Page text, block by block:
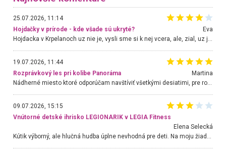
25.07.2026, 11:14
Hojdačky v prírode - kde všade sú ukryté?
Eva
Hojdacka v Krpelanoch uz nie je, vysli sme si k nej vcera, ale, zial, uz je znicena. Ak sem planujete cestu len kvoli hojdacke, mozete si ju usetrit. Krasny vyhlad je tu vsak aj bez hojdacky :-)
19.07.2026, 11:44
Rozprávkový les pri kolibe Panoráma
Martina
Nádherné miesto ktoré odporúčam navštíviť všetkými desiatimi, pre rodiny s deťmi, dôchodcom... Proste a jednoducho ozaj rozprávkový les.. určite ešte prídeme. Odniesli sme si na pamiatku krásne tričká,
09.07.2026, 15:15
Vnútorné detské ihrisko LEGIONARIK v LEGIA Fitness
Elena Selecká